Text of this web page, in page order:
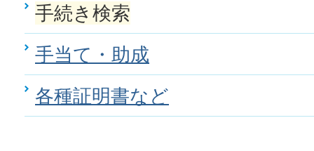
手続き検索
手当て・助成
各種証明書など